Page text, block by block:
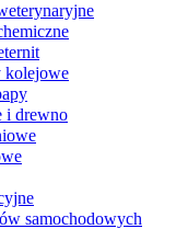
kolejowe
i drewno
samochodowych